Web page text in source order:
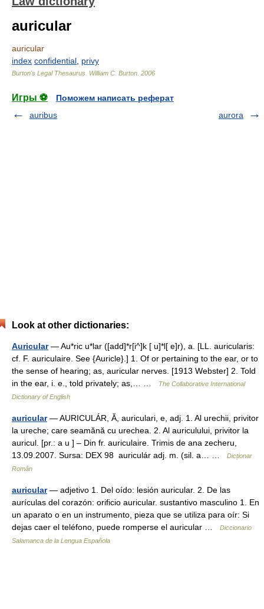
auricular
auricular
index confidential privy
Burton's Legal Thesaurus. William C. Burton 2006
Игры ⚽
Поможем написать реферат
auribus
aurora
Look at other dictionaries:
Auricular— Au*ric u*lar ([add]*r[i^]k [ u]*l[ e]r), a. [LL. auricularis:
cf. F. auriculaire. See {Auricle}.] 1. Of or pertaining to the ear, or to
the sense of hearing; as, auricular nerves. [1913 Webster] 2. Told
in the ear, i. e., told privately; as,… …
The Collaborative International
Dictionary of English
auricular— AURICULÁR, Ă, auriculari, e, adj. 1. Al urechii, privitor
la ureche; care seamănă cu urechea. 2. Al auriculului, privitor la
auricul. [pr.: a u ] – Din fr. auriculaire. Trimis de ana zecheru,
13.09.2007. Sursa: DEX 98 auriculár adj. m. (sil. a… …
Dicționar
Român
auricular— adjetivo 1. Del oído: lesión auricular. 2. De las
aurículas del corazón: orificio auricular. sustantivo masculino 1. En
un aparato o en un instrumento, pieza que se utiliza para oír: Si
dejas caer el teléfono, puede romperse el auricular …
Diccionario
Salamanca de la Lengua Española